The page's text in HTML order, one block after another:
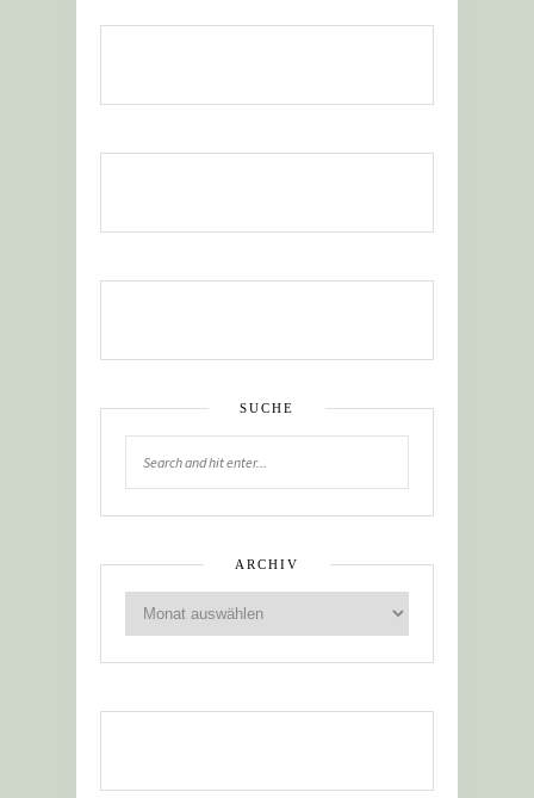
SUCHE
ARCHIV